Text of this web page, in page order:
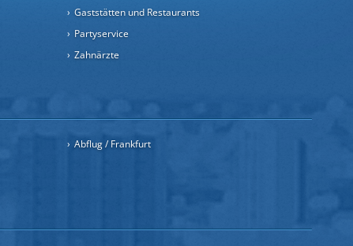
Gaststätten und Restaurants
Partyservice
Zahnärzte
Abflug / Frankfurt